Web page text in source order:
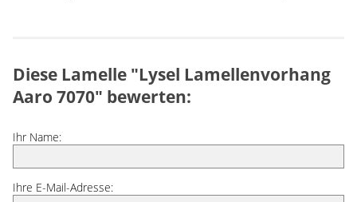
Diese Lamelle "Lysel Lamellenvorhang
Aaro 7070" bewerten:
Ihr Name:
Ihre E-Mail-Adresse: